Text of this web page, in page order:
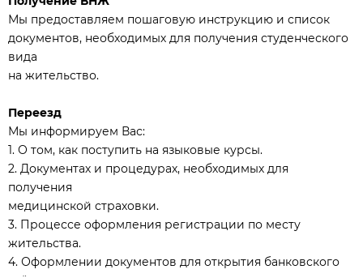
Мы предоставляем пошаговую инструкцию и список
документов, необходимых для получения студенческого
вида
на жительство.
Переезд
Мы информируем Вас:
1. О том, как поступить на языковые курсы.
2. Документах и процедурах, необходимых для
получения
медицинской страховки.
3. Процессе оформления регистрации по месту
жительства.
4. Оформлении документов для открытия банковского